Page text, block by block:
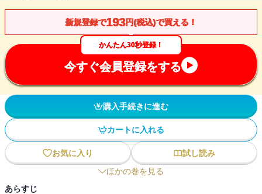
新規登録で193円(税込)で買える！
かんたん30秒登録！
今すぐ会員登録をする
購入手続きに進む
カートに入れる
お気に入り
試し読み
ほかの巻を見る
あらすじ